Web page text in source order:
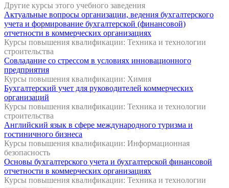
Другие курсы этого учебного заведения
Актуальные вопросы организации, ведения бухгалтерского
учета и формирование бухгалтерской (финансовой)
отчетности в коммерческих организациях
Курсы повышения квалификации: Техника и технологии
строительства
Совладание со стрессом в условиях инновационного
предприятия
Курсы повышения квалификации: Химия
Бухгалтерский учет для руководителей коммерческих
организаций
Курсы повышения квалификации: Техника и технологии
строительства
Английский язык в сфере международного туризма и
гостиничного бизнеса
Курсы повышения квалификации: Информационная
безопасность
Основы бухгалтерского учета и бухгалтерской финансовой
отчетности в коммерческих организациях
Курсы повышения квалификации: Техника и технологии